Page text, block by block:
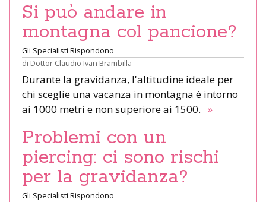
Si può andare in
montagna col pancione?
Gli Specialisti Rispondono
di Dottor Claudio Ivan Brambilla
Durante la gravidanza, l'altitudine ideale per
chi sceglie una vacanza in montagna è intorno
ai 1000 metri e non superiore ai 1500. »
Problemi con un
piercing: ci sono rischi
per la gravidanza?
Gli Specialisti Rispondono